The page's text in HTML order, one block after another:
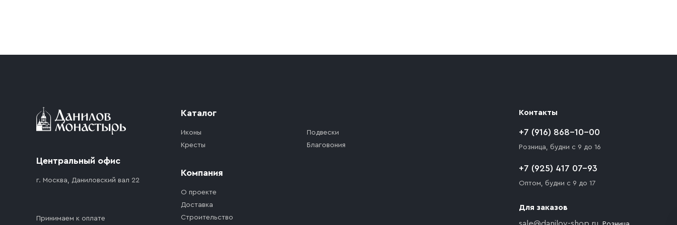
доставка осуществляется до ближайшего места, которое максимально близко к месту запланированной разгрузки товара и не нарушает правила
Центральный офис
г. Москва, Даниловский вал 22
Принимаем к оплате
Каталог
Иконы
Кресты
Подвески
Благовония
Компания
О проекте
Доставка
Строительство
Контакты
+7 (916) 868-10-00
Розница, будни с 9 до 16
+7 (925) 417 07-93
Оптом, будни с 9 до 17
Для заказов